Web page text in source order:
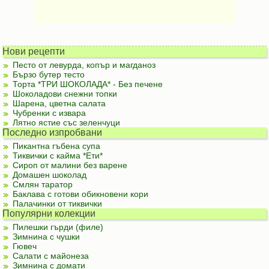
Нови рецепти
Песто от левурда, копър и магданоз
Бързо бутер тесто
Торта *ТРИ ШОКОЛАДА* - Без печене
Шоколадови снежни топки
Шарена, цветна салата
Чубренки с извара
Лятно ястие със зеленчуци
Последно изпробвани
Пикантна гъбена супа
Тиквички с кайма *Ети*
Сироп от малини без варене
Домашен шоколад
Смлян таратор
Баклава с готови обикновени кори
Палачинки от тиквички
Популярни колекции
Пилешки гърди (филе)
Зимнина с чушки
Гювеч
Салати с майонеза
Зимнина с домати